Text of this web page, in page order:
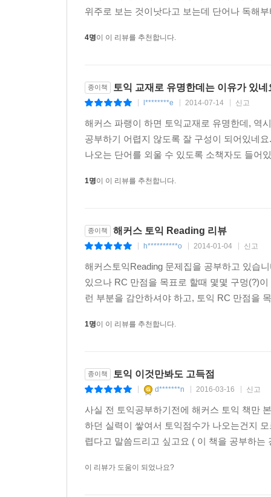
09 상세한 해설과 해석 수록
문제와 함께 볼 때 편리하고, 각 문장 속의 어휘와
해커스영어 사이트(www.Hackers.co.kr)에서는
무료로 제공된다. 또한 학습자들간의 온라인
챔프스터디(www.ChampStudy.com)에서는 진단
책의 구성
진단고사
으랏차차 기본기 다지기 GRAMMAR
가장 기본이 되는 필수 문법 사항들을 정리한
좋은 학습 토대가 될 것이다.
토익에 나오는 모든 문법 사항들을 체계적으로
콕콕 찍는 출제유형 및 전략 VOABULARY,
Vocabulary와 Reading 문제의 출제 유형을 철저
효과적으로 실력을 쌓을 수 있도록 하였다.
토익에 출제될 만한 문장 분석을 통해 앞서 배
위주로 보는 것이낫다고 보는데 단어나 독해
4명이 이 리뷰를 추천합니다.
종이책 토익 교재로 유명한데는 이유가 있네
l********e 2014-07-14 신고
해커스 파랭이 하면 토익교재로 유명한데, 역
공부하기 어렵지 않도록 잘 구성이 되어있네
나오는 단어를 외울 수 있도록 소책자도 들어
1명이 이 리뷰를 추천합니다.
종이책 해커스 토익 Reading 리뷰
h**********o 2014-01-04 신고
해커스토익Reading 문제집을 공부하고 있습
있으나 RC 만점을 목표로 할때 몇몇 구멍(?)
런 부분을 감안하셔야 하고, 토익 RC 만점을
1명이 이 리뷰를 추천합니다.
종이책 토익 이것만봐도 고득점
d*******n 2016-03-16 신고
사실 전 토익공부하기전에 해커스 토익 책만
하던 실력이 쌓여서 토익점수가 나오는건지
렵다고 말씀드리고 싶고요 ( 이 책을 공부하
이 리뷰가 도움이 되었나요?